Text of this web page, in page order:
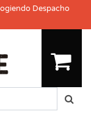
Despacho